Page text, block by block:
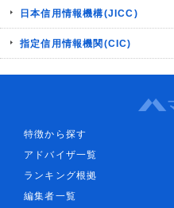
日本信用情報機構(JICC)
指定信用情報機関(CIC)
特徴から探す
アドバイザ一覧
ランキング根拠
編集者一覧